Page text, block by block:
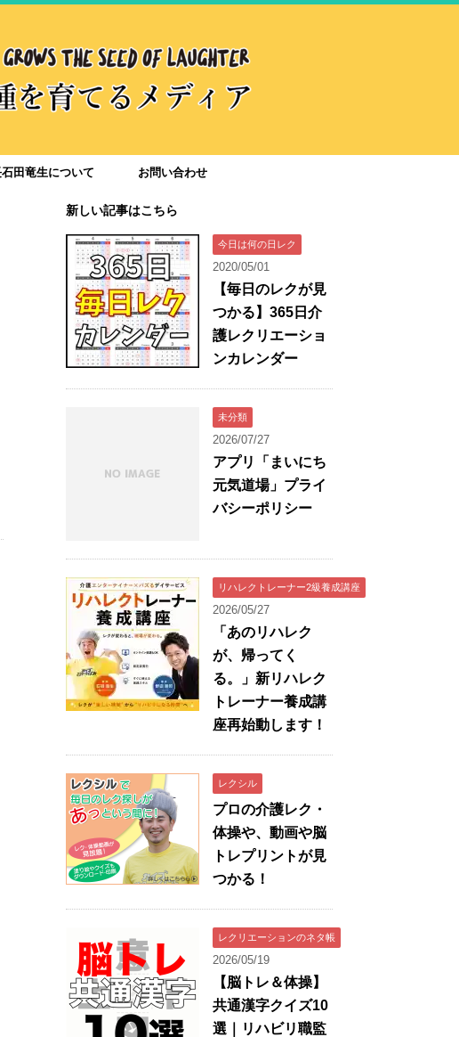
田竜生について お問い合わせ
新しい記事はこちら
今日は何の日レク
2020/05/01
【毎日のレクが見
つかる】365日介
護レクリエーショ
ンカレンダー
未分類
2026/07/27
アプリ「まいにち
元気道場」プライ
バシーポリシー
リハレクトレーナー2級養成講座
2026/05/27
「あのリハレク
が、帰ってく
る。」新リハレク
トレーナー養成講
座再始動します！
レクシル
プロの介護レク・
体操や、動画や脳
トレプリントが見
つかる！
レクリエーションのネタ帳
2026/05/19
【脳トレ＆体操】
共通漢字クイズ10
選｜リハビリ職監